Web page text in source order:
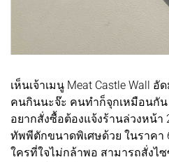
เห็นเจ้าเมนู Meat Castle Wall
คนกินนะจ๊ะ คนทำก็จุกเหมือนกัน
อยากสั่งซื้อต้องแจ้งร้านล่วงหน้า
ทัพพีตักขนาดพิเศษด้วย ในราคา
ใครที่ใจไม่กล้าพอ สามารถสั่งไ